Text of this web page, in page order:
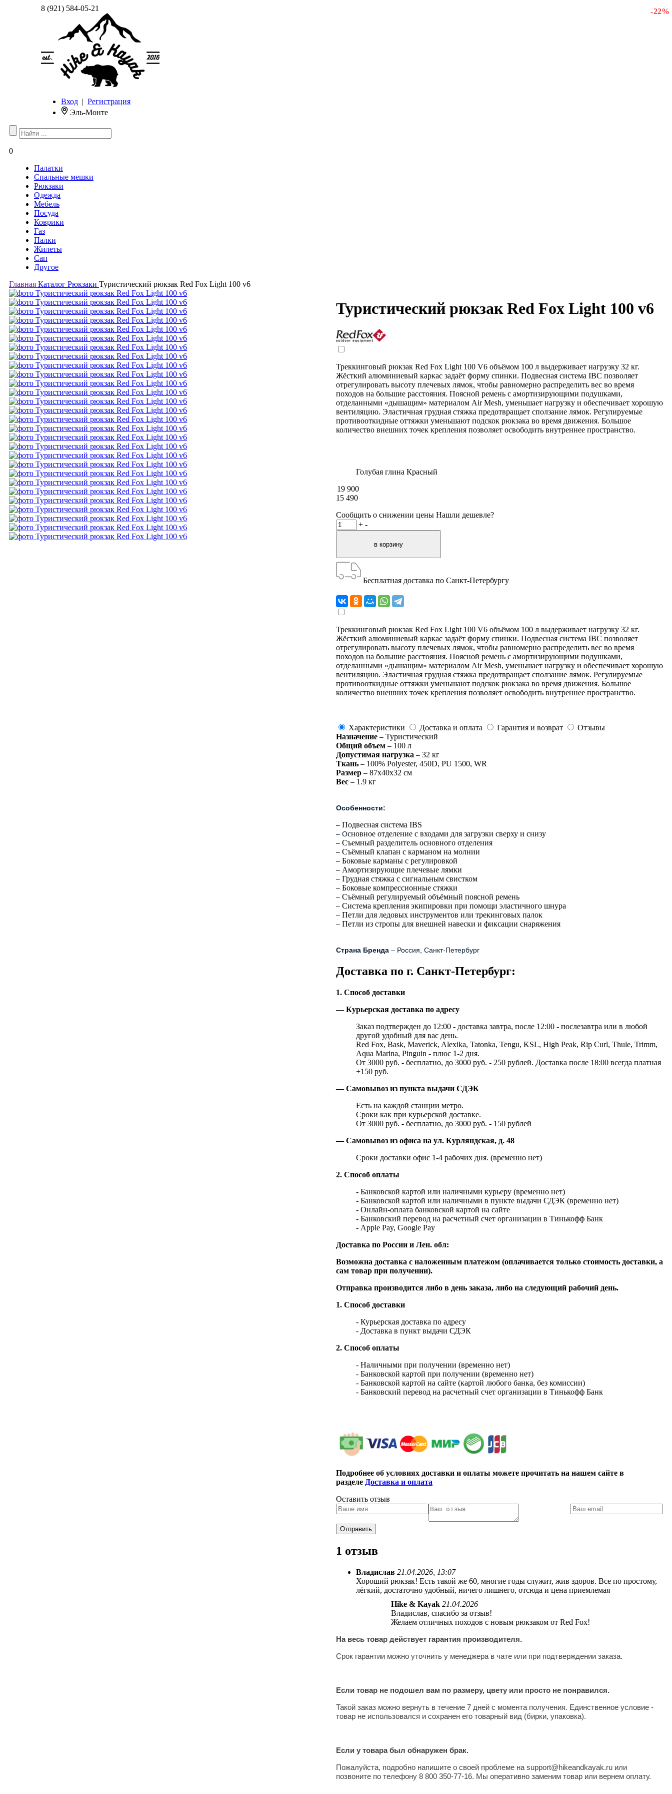
8 (921) 584-05-21
Вход | Регистрация
Эль-Монте
0
Палатки
Спальные мешки
Рюкзаки
Одежда
Мебель
Посуда
Коврики
Газ
Палки
Жилеты
Сап
Другое
Главная Каталог Рюкзаки Туристический рюкзак Red Fox Light 100 v6
- 22 %
Туристический рюкзак Red Fox Light 100 v6
Треккинговый рюкзак Red Fox Light 100 V6 объёмом 100 л выдерживает нагрузку 32 кг.
Жёсткий алюминиевый каркас задаёт форму спинки. Подвесная система IBC позволяет
отрегулировать высоту плечевых лямок, чтобы равномерно распределить вес во время
походов на большие расстояния. Поясной ремень с амортизирующими подушками,
отделанными «дышащим» материалом Air Mesh, уменьшает нагрузку и обеспечивает хорошую
вентиляцию. Эластичная грудная стяжка предотвращает сползание лямок. Регулируемые
противооткидные оттяжки уменьшают подскок рюкзака во время движения. Большое
количество внешних точек крепления позволяет освободить внутреннее пространство.
Голубая глина Красный
19 900
15 490
Сообщить о снижении цены Нашли дешевле?
+ -
Бесплатная доставка по Санкт-Петербургу
Треккинговый рюкзак Red Fox Light 100 V6 объёмом 100 л выдерживает нагрузку 32 кг.
Жёсткий алюминиевый каркас задаёт форму спинки. Подвесная система IBC позволяет
отрегулировать высоту плечевых лямок, чтобы равномерно распределить вес во время
походов на большие расстояния. Поясной ремень с амортизирующими подушками,
отделанными «дышащим» материалом Air Mesh, уменьшает нагрузку и обеспечивает хорошую
вентиляцию. Эластичная грудная стяжка предотвращает сползание лямок. Регулируемые
противооткидные оттяжки уменьшают подскок рюкзака во время движения. Большое
количество внешних точек крепления позволяет освободить внутреннее пространство.
Характеристики Доставка и оплата Гарантия и возврат
Отзывы
Назначение – Туристический
Общий объем – 100 л
Допустимая нагрузка – 32 кг
Ткань – 100% Polyester, 450D, PU 1500, WR
Размер – 87х40х32 см
Вес – 1.9 кг
Особенности:
– Подвесная система IBS
– Основное отделение c входами для загрузки сверху и снизу
– Съемный разделитель основного отделения
– Съёмный клапан c карманом на молнии
– Боковые карманы с регулировкой
– Амортизирующие плечевые лямки
– Грудная стяжка с сигнальным свистком
– Боковые компрессионные стяжки
– Съёмный регулируемый объёмный поясной ремень
– Система крепления экипировки при помощи эластичного шнура
– Петли для ледовых инструментов или трекинговых палок
– Петли из стропы для внешней навески и фиксации снаряжения
Страна Бренда – Россия, Санкт-Петербург
Доставка по г. Санкт-Петербург:
1. Способ доставки
— Курьерская доставка по адресу
Заказ подтвержден до 12:00 - доставка завтра, после 12:00 - послезавтра или в любой
другой удобный для вас день.
Red Fox, Bask, Maverick, Alexika, Tatonka, Tengu, KSL, High Peak, Rip Curl, Thule, Trimm,
Aqua Marina, Pinguin - плюс 1-2 дня.
От 3000 руб. - бесплатно, до 3000 руб. - 250 рублей. Доставка после 18:00 всегда платная
+150 руб.
— Самовывоз из пункта выдачи СДЭК
Есть на каждой станции метро.
Сроки как при курьерской доставке.
От 3000 руб. - бесплатно, до 3000 руб. - 150 рублей
— Самовывоз из офиса на ул. Курляндская, д. 48
Сроки доставки офис 1-4 рабочих дня. (временно нет)
2. Способ оплаты
- Банковской картой или наличными курьеру (временно нет)
- Банковской картой или наличными в пункте выдачи СДЭК (временно нет)
- Онлайн-оплата банковской картой на сайте
- Банковский перевод на расчетный счет организации в Тинькофф Банк
- Apple Pay, Google Pay
Доставка по России и Лен. обл:
Возможна доставка с наложенным платежом (оплачивается только стоимость доставки, а
сам товар при получении).
Отправка производится либо в день заказа, либо на следующий рабочий день.
1. Способ доставки
- Курьерская доставка по адресу
- Доставка в пункт выдачи СДЭК
2. Способ оплаты
- Наличными при получении (временно нет)
- Банковской картой при получении (временно нет)
- Банковской картой на сайте (картой любого банка, без комиссии)
- Банковский перевод на расчетный счет организации в Тинькофф Банк
Подробнее об условиях доставки и оплаты можете прочитать на нашем сайте в
разделе Доставка и оплата
Оставить отзыв
1 отзыв
Владислав 21.04.2026, 13:07
Хороший рюкзак! Есть такой же 60, многие годы служит, жив здоров. Все по простому,
лёгкий, достаточно удобный, ничего лишнего, отсюда и цена приемлемая
Hike & Kayak 21.04.2026
Владислав, спасибо за отзыв!
Желаем отличных походов с новым рюкзаком от Red Fox!
На весь товар действует гарантия производителя.
Срок гарантии можно уточнить у менеджера в чате или при подтверждении заказа.
Если товар не подошел вам по размеру, цвету или просто не понравился.
Такой заказ можно вернуть в течение 7 дней с момента получения. Единственное условие -
товар не использовался и сохранен его товарный вид (бирки, упаковка).
Если у товара был обнаружен брак.
Пожалуйста, подробно напишите о своей проблеме на support@hikeandkayak.ru или
позвоните по телефону 8 800 350-77-16. Мы оперативно заменим товар или вернем оплату.